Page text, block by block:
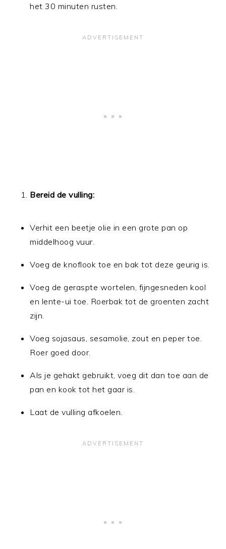
het 30 minuten rusten.
Bereid de vulling:
Verhit een beetje olie in een grote pan op
middelhoog vuur.
Voeg de knoflook toe en bak tot deze geurig is.
Voeg de geraspte wortelen, fijngesneden kool
en lente-ui toe. Roerbak tot de groenten zacht
zijn.
Voeg sojasaus, sesamolie, zout en peper toe.
Roer goed door.
Als je gehakt gebruikt, voeg dit dan toe aan de
pan en kook tot het gaar is.
Laat de vulling afkoelen.